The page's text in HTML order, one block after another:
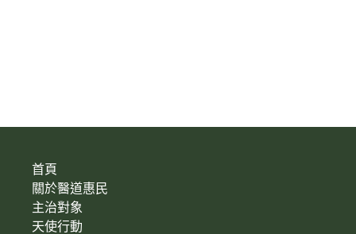
首頁
關於醫道惠民
主治對象
天使行動